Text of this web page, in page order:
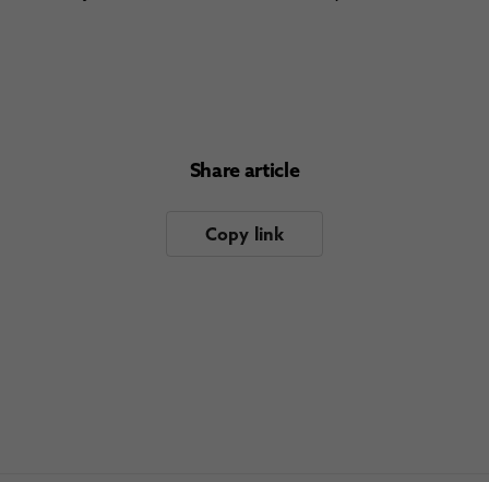
Share article
Copy link